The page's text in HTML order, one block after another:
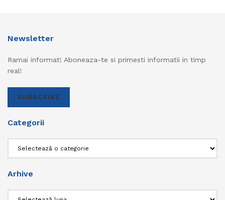
Newsletter
Ramai informat! Aboneaza-te si primesti informatii in timp
real!
SUBSCRIBE
Categorii
Arhive